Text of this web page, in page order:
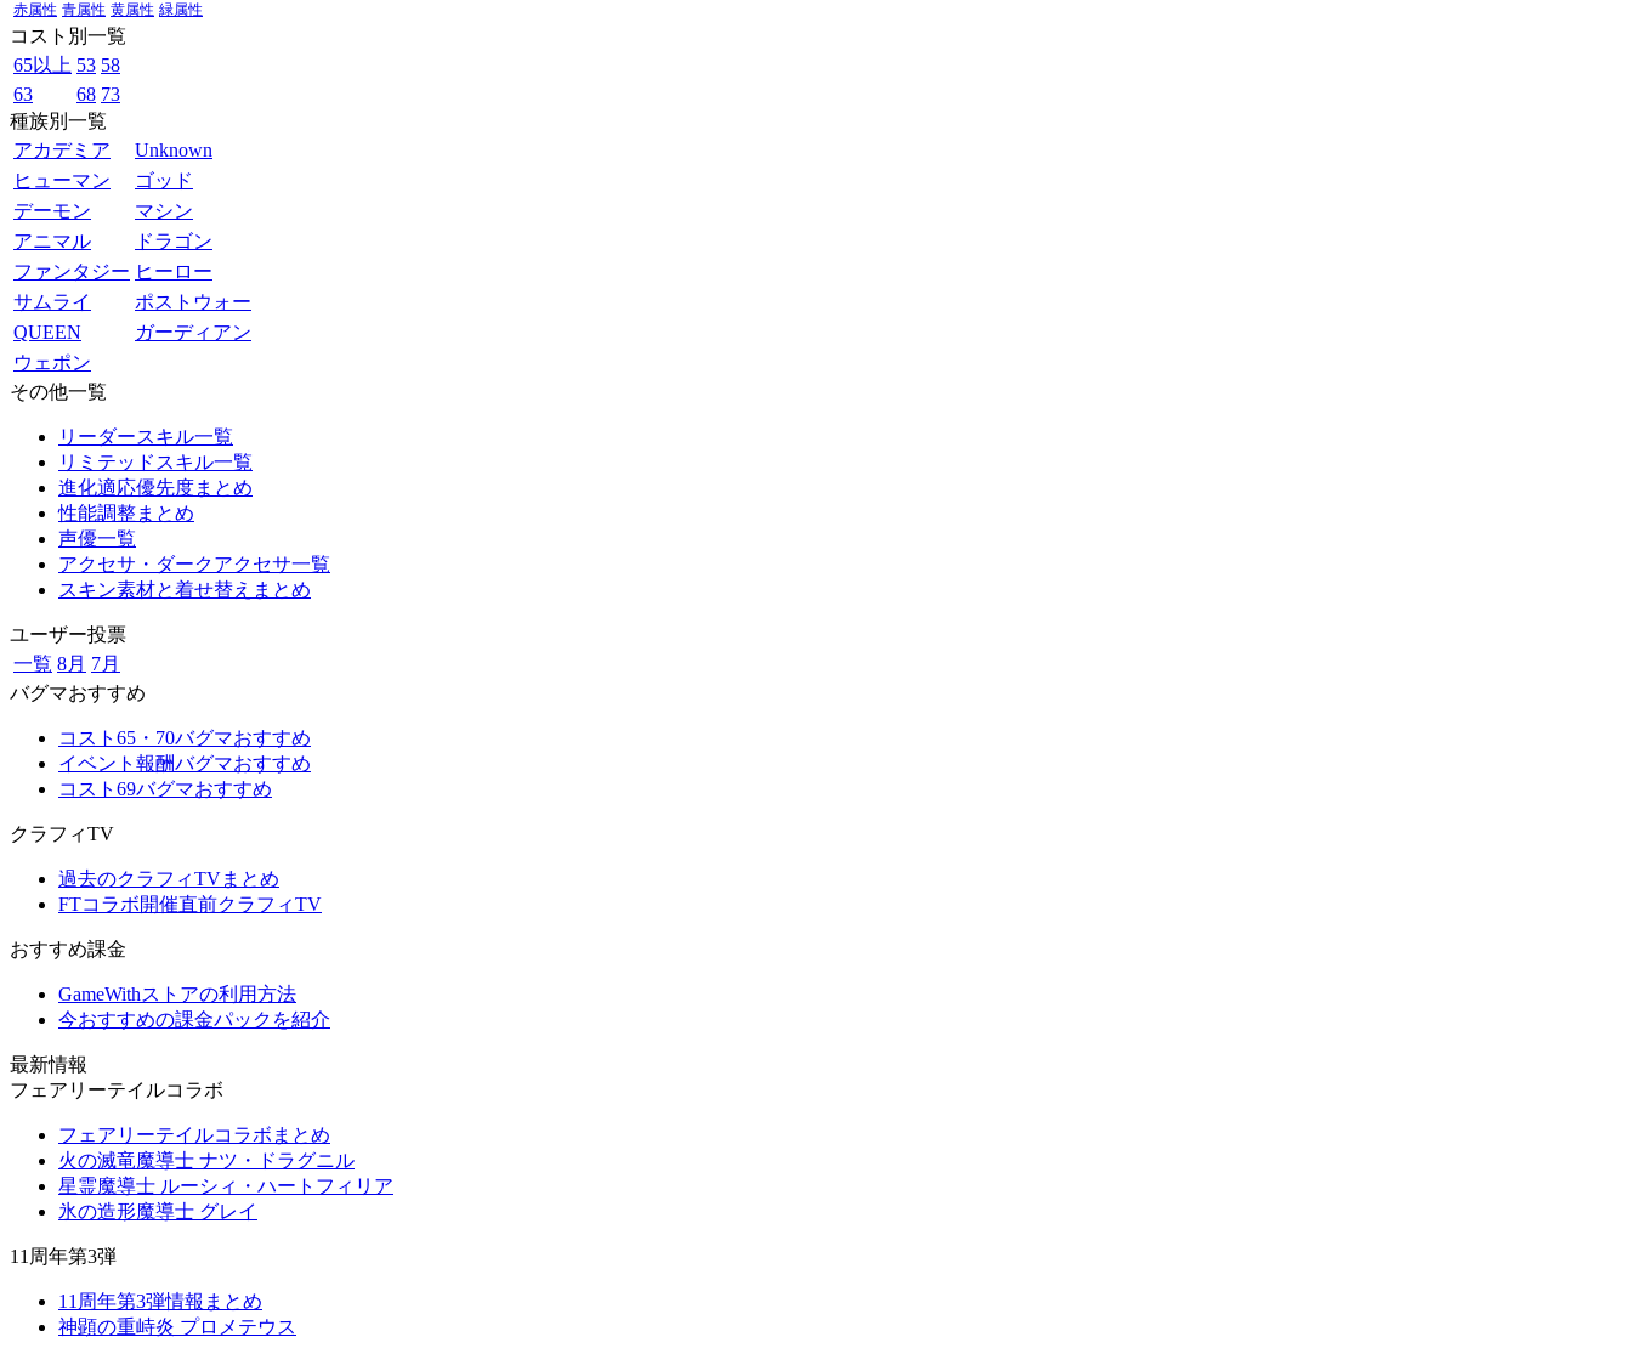
赤属性 青属性 黄属性 緑属性
コスト別一覧
65以上 53 58
63
68 73
種族別一覧
アカデミア
Unknown
ヒューマン
ゴッド
デーモン
マシン
アニマル
ドラゴン
ファンタジー ヒーロー
サムライ
ポストウォー
QUEEN
ガーディアン
ウェポン
その他一覧
リーダースキル一覧
リミテッドスキル一覧
進化適応優先度まとめ
性能調整まとめ
声優一覧
アクセサ・ダークアクセサ一覧
スキン素材と着せ替えまとめ
ユーザー投票
一覧 8月 7月
バグマおすすめ
コスト65・70バグマおすすめ
イベント報酬バグマおすすめ
コスト69バグマおすすめ
クラフィTV
過去のクラフィTVまとめ
FTコラボ開催直前クラフィTV
おすすめ課金
GameWithストアの利用方法
今おすすめの課金パックを紹介
最新情報
フェアリーテイルコラボ
フェアリーテイルコラボまとめ
火の滅竜魔導士 ナツ・ドラグニル
星霊魔導士 ルーシィ・ハートフィリア
氷の造形魔導士 グレイ
11周年第3弾
11周年第3弾情報まとめ
神顕の重峙炎 プロメテウス